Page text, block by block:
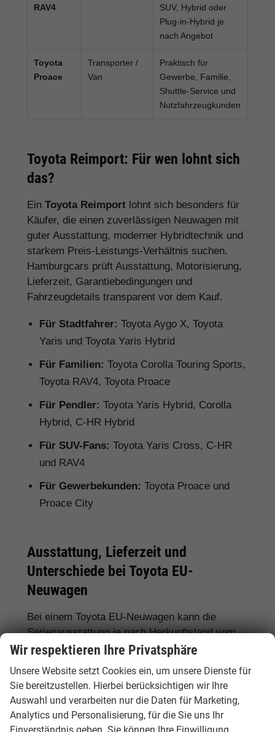
RAV4
SUV, Hybrid oder
Plug-in-Hybrid je
nach Angebot
Toyota
Proace
Transporter /
Van
Praktisch für
Gewerbe, Familie,
Shuttle-Service und
Nutzfahrzeugkunden
Toyota Reimport: Für wen lohnt sich
das?
Ein Toyota Reimport lohnt sich besonders für
Käufer, die einen zuverlässigen Neuwagen mit
guter Ausstattung, moderner Hybridtechnik und
starkem Preis-Leistungs-Verhältnis suchen.
Hamburgcars prüft Ausstattung, Motorisierung,
Lieferzeit, Garantiebedingungen und
Fahrzeugdetails transparent vor dem Kauf.
Für Stadtfahrer: Toyota Aygo X, Toyota
Yaris und Toyota Yaris Hybrid
Für Familien: Toyota Corolla Touring Sports,
Toyota RAV4, Toyota Proace
Für Pendler: Toyota Yaris Hybrid, Corolla
Hybrid, C-HR Hybrid
Für SUV-Fans: Toyota Yaris Cross, C-HR
und RAV4
Für Gewerbekunden: Toyota Proace und
Proace City
Ausstattung, Lieferzeit und
Unterschiede bei Toyota EU-
Neuwagen
Bei einem Toyota EU-Neuwagen kann die
Serienausstattung je nach Herkunftsland vom
deutschen Modell abweichen. Deshalb lohnt
für Sie auf wichtige Details wie Motorisierung,
Hybridantrieb, Ausstattungslinie,
Assistenzsysteme, Lieferzeit, Garantie und
Fahrzeugdokumente.
Wir respektieren Ihre Privatsphäre
Unsere Website setzt Cookies ein, um unsere Dienste für
Sie bereitzustellen. Hierbei berücksichtigen wir Ihre
Auswahl und verarbeiten nur die Daten für Marketing,
Analytics und Personalisierung, für die Sie uns Ihr